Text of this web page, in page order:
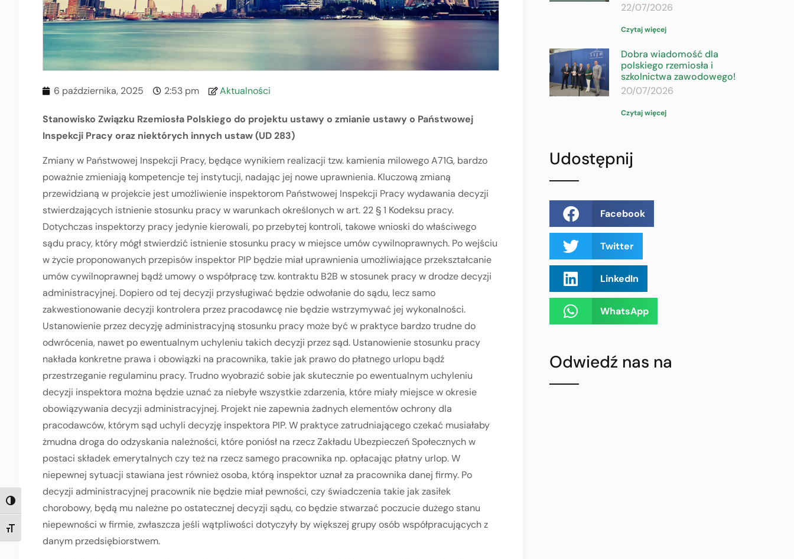
TOGGLE HIGH CONTRAST
TOGGLE FONT SIZE
6 października, 2025 2:53 pm Aktualności
Stanowisko Związku Rzemiosła Polskiego do projektu ustawy o zmianie ustawy o Państwowej
Inspekcji Pracy oraz niektórych innych ustaw (UD 283)
Zmiany w Państwowej Inspekcji Pracy, będące wynikiem realizacji tzw. kamienia milowego A71G, bardzo
poważnie zmieniają kompetencje tej instytucji, nadając jej nowe uprawnienia. Kluczową zmianą
przewidzianą w projekcie jest umożliwienie inspektorom Państwowej Inspekcji Pracy wydawania decyzji
stwierdzających istnienie stosunku pracy w warunkach określonych w art. 22 § 1 Kodeksu pracy.
Dotychczas inspektorzy pracy jedynie kierowali, po przebytej kontroli, takowe wnioski do właściwego
sądu pracy, który mógł stwierdzić istnienie stosunku pracy w miejsce umów cywilnoprawnych. Po wejściu
w życie proponowanych przepisów inspektor PIP będzie miał uprawnienia umożliwiające przekształcanie
umów cywilnoprawnej bądź umowy o współpracę tzw. kontraktu B2B w stosunek pracy w drodze decyzji
administracyjnej. Dopiero od tej decyzji przysługiwać będzie odwołanie do sądu, lecz samo
zakwestionowanie decyzji kontrolera przez pracodawcę nie będzie wstrzymywać jej wykonalności.
Ustanowienie przez decyzję administracyjną stosunku pracy może być w praktyce bardzo trudne do
odwrócenia, nawet po ewentualnym uchyleniu takich decyzji przez sąd. Ustanowienie stosunku pracy
nakłada konkretne prawa i obowiązki na pracownika, takie jak prawo do płatnego urlopu bądź
przestrzeganie regulaminu pracy. Trudno wyobrazić sobie jak skutecznie po ewentualnym uchyleniu
decyzji inspektora można będzie uznać za niebyłe wszystkie zdarzenia, które miały miejsce w okresie
obowiązywania decyzji administracyjnej. Projekt nie zapewnia żadnych elementów ochrony dla
pracodawców, którym sąd uchyli decyzję inspektora PIP. W praktyce zatrudniającego czekać musiałaby
żmudna droga do odzyskania należności, które poniósł na rzecz Zakładu Ubezpieczeń Społecznych w
postaci składek emerytalnych czy też na rzecz samego pracownika np. opłacając płatny urlop. W
niepewnej sytuacji stawiana jest również osoba, którą inspektor uznał za pracownika danej firmy. Po
decyzji administracyjnej pracownik nie będzie miał pewności, czy świadczenia takie jak zasiłek
chorobowy, będą mu należne po ostatecznej decyzji sądu, co będzie stwarzać poczucie dużego stanu
niepewności w firmie, zwłaszcza jeśli wątpliwości dotyczyły by większej grupy osób współpracujących z
danym przedsiębiorstwem.
22/07/2026
Czytaj więcej
Dobra wiadomość dla
polskiego rzemiosła i
szkolnictwa zawodowego!
20/07/2026
Czytaj więcej
Udostępnij
Facebook
Twitter
LinkedIn
WhatsApp
Odwiedź nas na